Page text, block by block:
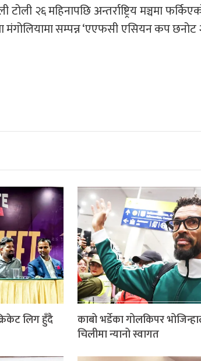
२६ महिनापछि अन्तर्राष्ट्रिय मञ्चमा
सम्पन्न ‘एएफसी एसियन कप छनोट
लिग हुँदै
काबो भर्डेका गोलकिपर
चिलीमा न्यानो स्वागत